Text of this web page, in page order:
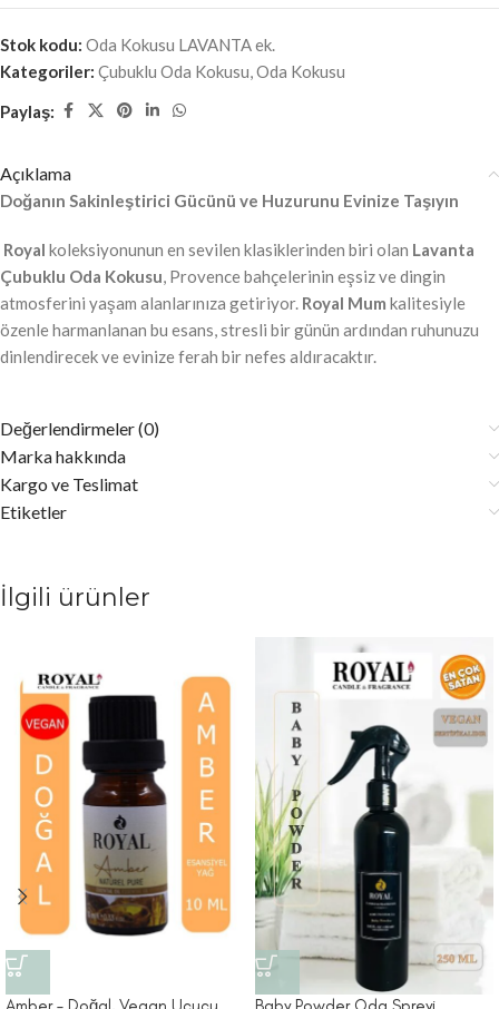
Stok kodu: Oda Kokusu LAVANTA ek.
Kategoriler: Çubuklu Oda Kokusu,Oda Kokusu
Paylaş:
Açıklama
Doğanın Sakinleştirici Gücünü ve Huzurunu Evinize Taşıyın
Royal koleksiyonunun en sevilen klasiklerinden biri olan Lavanta
Çubuklu Oda Kokusu, Provence bahçelerinin eşsiz ve dingin
atmosferini yaşam alanlarınıza getiriyor. Royal Mum kalitesiyle
özenle harmanlanan bu esans, stresli bir günün ardından ruhunuzu
dinlendirecek ve evinize ferah bir nefes aldıracaktır.
Değerlendirmeler (0)
Marka hakkında
Kargo ve Teslimat
Etiketler
İlgili ürünler